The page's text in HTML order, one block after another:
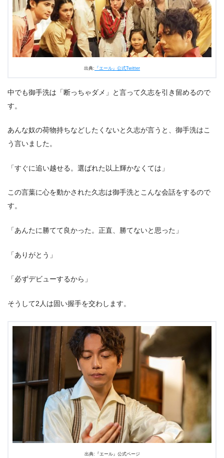
出典: 『エール』公式Twitter
中でも御手洗は「断っちゃダメ」と言って久志を引き留めるので
す。
あんな奴の荷物持ちなどしたくないと久志が言うと、御手洗はこ
う言いました。
「すぐに追い越せる。選ばれた以上輝かなくては」
この言葉に心を動かされた久志は御手洗とこんな会話をするので
す。
「あんたに勝てて良かった。正直、勝てないと思った」
「ありがとう」
「必ずデビューするから」
そうして2人は固い握手を交わします。
出典:『エール』公式ページ